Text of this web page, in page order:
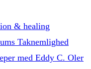
& healing
Taknemlighed
med Eddy C. Oler